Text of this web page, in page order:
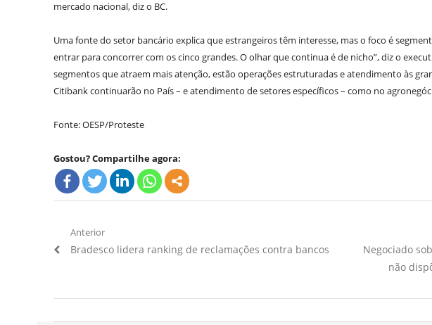
mercado nacional, diz o BC.
Uma fonte do setor bancário explica que estrangeiros têm interesse, mas o foco é
entrar para concorrer com os cinco grandes. O olhar que continua é de nicho”, diz o
segmentos que atraem mais atenção, estão operações estruturadas e atendimento às
Citibank continuarão no País – e atendimento de setores específicos – como no
Fonte: OESP/Proteste
Gostou? Compartilhe agora:
Navegação
de
Anterior
Artigo
Bradesco lidera ranking de reclamações contra bancos
Próximo
Artigo:
Negociado
não